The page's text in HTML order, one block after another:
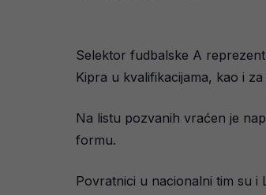
Selektor fudbalske A
Kipra u kvalifikacijama, kao i
Na listu pozvanih vraćen je
formu.
Povratnici u nacionalni tim su i